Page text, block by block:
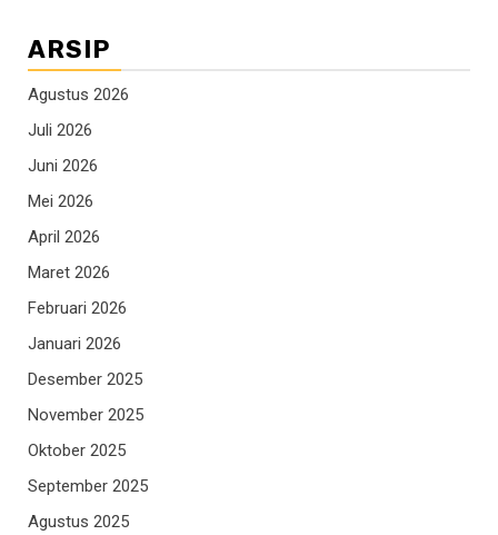
ARSIP
Agustus 2026
Juli 2026
Juni 2026
Mei 2026
April 2026
Maret 2026
Februari 2026
Januari 2026
Desember 2025
November 2025
Oktober 2025
September 2025
Agustus 2025